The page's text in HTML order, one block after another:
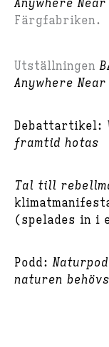
Anywhere
Färgfabriken.
Utställningen
Anywhere
Debattartikel:
framtid hotas
Tal till
(spelades in i
Podd:
naturen